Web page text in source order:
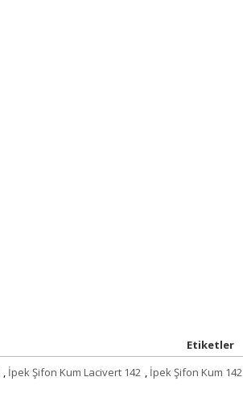
Etiketler
, İpek Şifon Kum Lacivert 142 , İpek Şifon Kum 142